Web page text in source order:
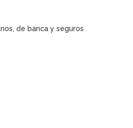
de banca y seguros